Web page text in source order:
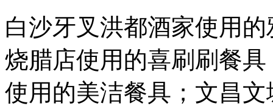
白沙牙叉洪都酒家使用
烧腊店使用的喜刷刷餐
使用的美洁餐具；文昌